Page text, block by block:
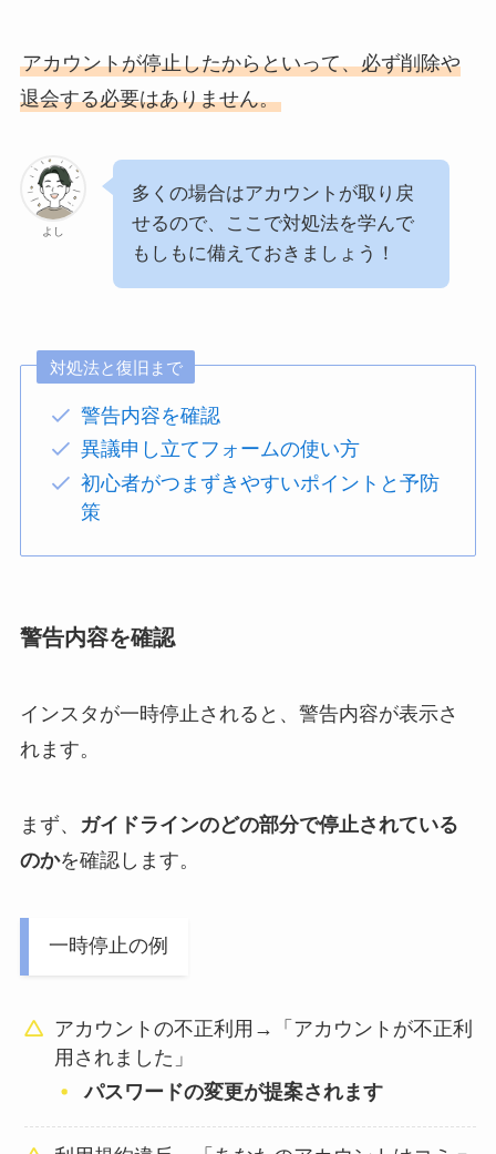
アカウントが停止したからといって、必ず削除や
退会する必要はありません。
よし
多くの場合はアカウントが取り戻
せるので、ここで対処法を学んで
もしもに備えておきましょう！
対処法と復旧まで
警告内容を確認
異議申し立てフォームの使い方
初心者がつまずきやすいポイントと予防
策
警告内容を確認
インスタが一時停止されると、警告内容が表示さ
れます。
まず、
ガイドラインのどの部分で停止されている
のかを確認します。
一時停止の例
アカウントの不正利用→「アカウントが不正利
用されました」
パスワードの変更が提案されます